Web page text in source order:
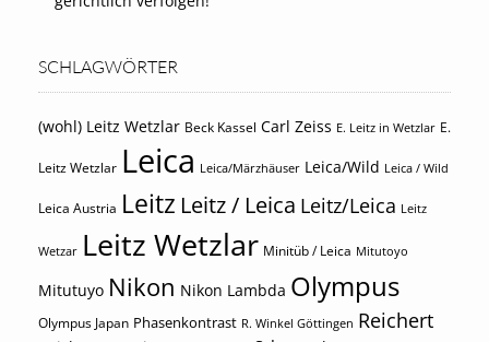
SCHLAGWÖRTER
(wohl) Leitz Wetzlar Beck Kassel Carl Zeiss E. Leitz in Wetzlar E.
Leitz Wetzlar Leica Leica/Märzhäuser Leica/Wild Leica / Wild
Leica Austria Leitz Leitz / Leica Leitz/Leica Leitz
Wetzar Leitz Wetzlar Minitüb / Leica Mitutoyo
Mitutuyo Nikon Nikon Lambda Olympus
Olympus Japan Phasenkontrast R. Winkel Göttingen Reichert